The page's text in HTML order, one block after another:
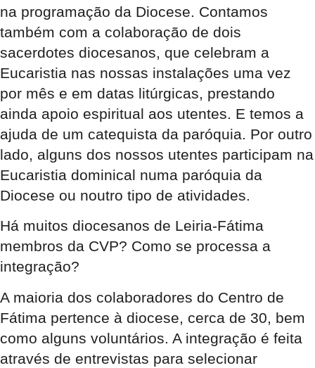
na programação da Diocese. Contamos
também com a colaboração de dois
sacerdotes diocesanos, que celebram a
Eucaristia nas nossas instalações uma vez
por mês e em datas litúrgicas, prestando
ainda apoio espiritual aos utentes. E temos a
ajuda de um catequista da paróquia. Por outro
lado, alguns dos nossos utentes participam na
Eucaristia dominical numa paróquia da
Diocese ou noutro tipo de atividades.
Há muitos diocesanos de Leiria-Fátima
membros da CVP? Como se processa a
integração?
A maioria dos colaboradores do Centro de
Fátima pertence à diocese, cerca de 30, bem
como alguns voluntários. A integração é feita
através de entrevistas para selecionar